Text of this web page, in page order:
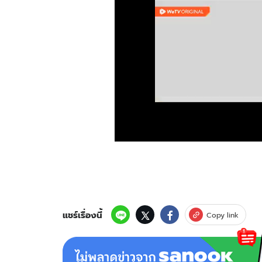
แชร์เรื่องนี้ Copy link